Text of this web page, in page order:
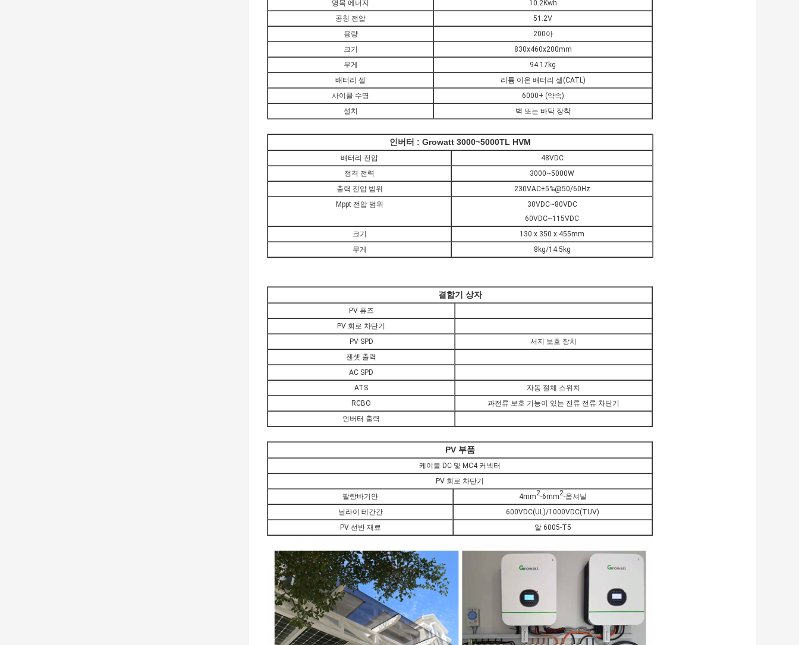
명목 에너지
10.2Kwh
공칭 전압
51.2V
용량
200아
크기
830x460x200mm
무게
94.17kg
배터리 셀
리튬 이온 배터리 셀(CATL)
사이클 수명
6000+ (약속)
설치
벽 또는 바닥 장착
인버터 : Growatt 3000~5000TL HVM
배터리 전압
48VDC
정격 전력
3000~5000W
출력 전압 범위
230VAC±5%@50/60Hz
Mppt 전압 범위
30VDC~80VDC
60VDC~115VDC
크기
130 x 350 x 455mm
무게
8kg/14.5kg
결합기 상자
PV 퓨즈
PV 회로 차단기
PV SPD
서지 보호 장치
젠셋 출력
AC SPD
ATS
자동 절체 스위치
RCBO
과전류 보호 기능이 있는 잔류 전류 차단기
인버터 출력
PV 부품
케이블 DC 및 MC4 커넥터
PV 회로 차단기
팔랑바기안
4mm2-6mm2-옵셔널
닐라이 테간간
600VDC(UL)/1000VDC(TUV)
PV 선반 재료
알 6005-T5